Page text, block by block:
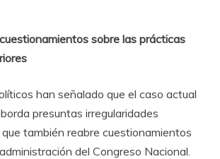
sobre las prácticas
han señalado que el caso actual
presuntas irregularidades
también reabre cuestionamientos
del Congreso Nacional.